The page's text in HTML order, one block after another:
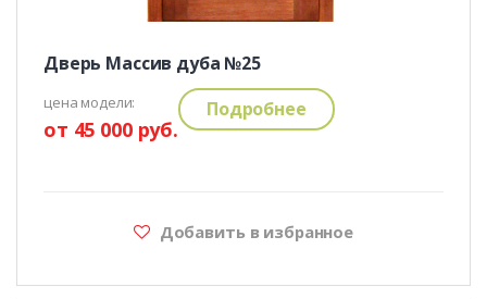
Дверь Массив дуба №25
цена модели:
от 45 000 руб.
Подробнее
Добавить в избранное